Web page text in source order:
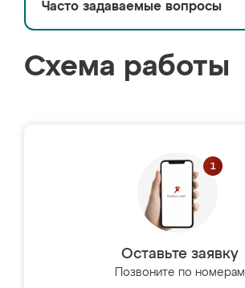
Часто задаваемые вопросы
Схема работы
Оставьте заявку
Позвоните по номерам